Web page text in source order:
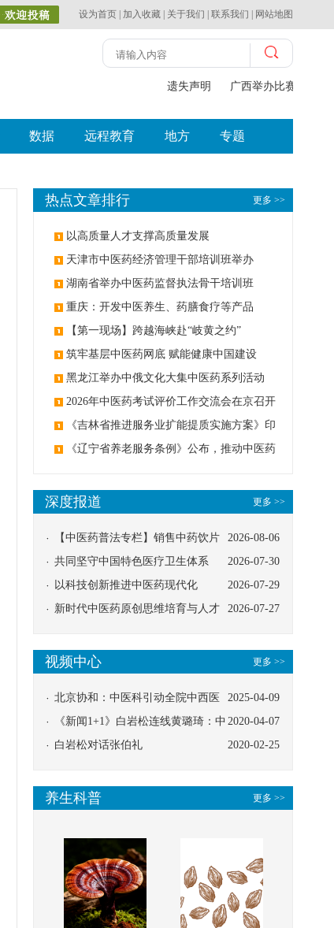
设为首页 加入收藏 关于我们 联系我们 网站地图
遗失声明 广西举办比赛探索
数据 远程教育 地方 专题
更多 >>
热点文章排行
以高质量人才支撑高质量发展
天津市中医药经济管理干部培训班举办
湖南省举办中医药监督执法骨干培训班
重庆：开发中医养生、药膳食疗等产品
【第一现场】跨越海峡赴“岐黄之约”
筑牢基层中医药网底 赋能健康中国建设
黑龙江举办中俄文化大集中医药系列活动
2026年中医药考试评价工作交流会在京召开
《吉林省推进服务业扩能提质实施方案》印
发：创建中医类国家医学中心
《辽宁省养老服务条例》公布，推动中医药
更多 >>
深度报道
2026-08-06
【中医药普法专栏】销售中药饮片
应告知煎服方法及注意事项
2026-07-30
共同坚守中国特色医疗卫生体系
2026-07-29
以科技创新推进中医药现代化
2026-07-27
新时代中医药原创思维培育与人才
更多 >>
视频中心
2025-04-09
北京协和：中医科引动全院中西医
协同
2020-04-07
《新闻1+1》白岩松连线黄璐琦：中
医救治的临床效果
2020-02-25
白岩松对话张伯礼
更多 >>
养生科普